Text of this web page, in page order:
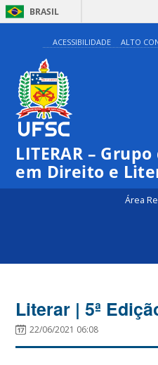
BRASIL
ACESSIBILIDADE ALTO
LITERAR –
em Direito e
Área
Literar | 5ª
22/06/2021 06:08